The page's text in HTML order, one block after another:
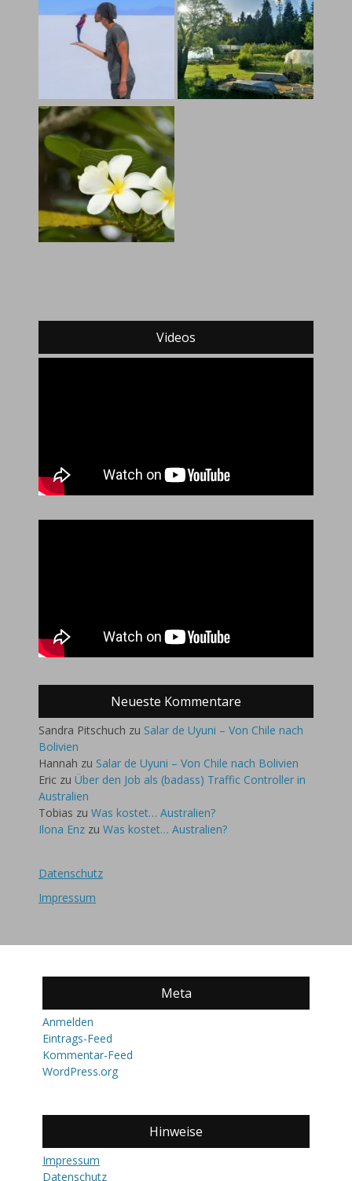
Videos
Neueste Kommentare
Sandra Pitschuch zu Salar de Uyuni – Von Chile nach
Bolivien
Hannah zu Salar de Uyuni – Von Chile nach Bolivien
Eric zu Über den Job als (badass) Traffic Controller in
Australien
Tobias zu Was kostet… Australien?
Ilona Enz zu Was kostet… Australien?
Datenschutz
Impressum
Meta
Anmelden
Eintrags-Feed
Kommentar-Feed
WordPress.org
Hinweise
Impressum
Datenschutz